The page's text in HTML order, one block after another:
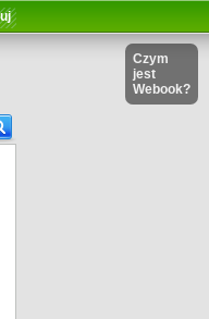
Czym
jest
Webook?